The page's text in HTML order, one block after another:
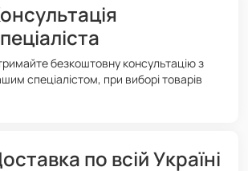
безкоштовну консультацію з
спеціалістом, при виборі товарів
по всій Україні